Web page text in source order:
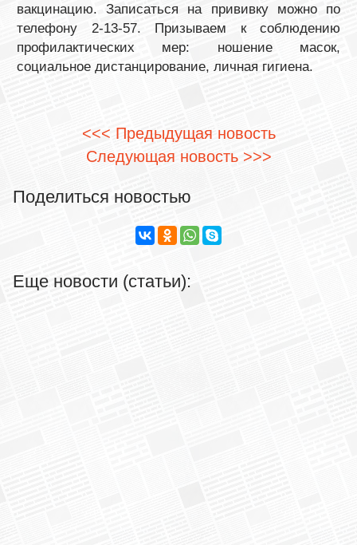
вакцинацию. Записаться на прививку можно по
телефону 2-13-57. Призываем к соблюдению
профилактических мер: ношение масок,
социальное дистанцирование, личная гигиена.
<<< Предыдущая новость
Следующая новость >>>
Поделиться новостью
Еще новости (статьи):